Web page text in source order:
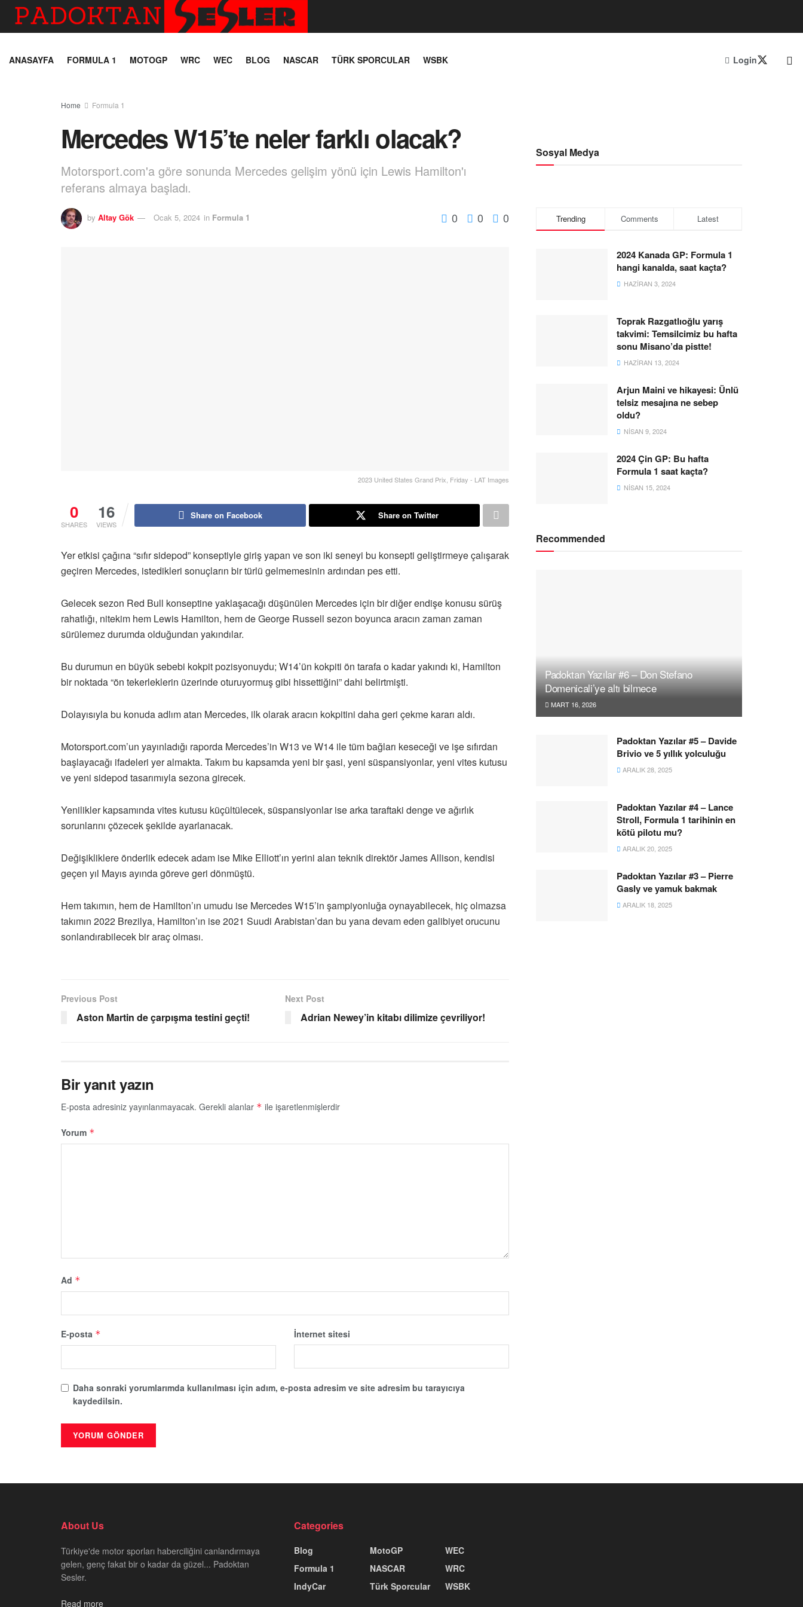
ANASAYFA FORMULA 1 MOTOGP WRC WEC BLOG NASCAR TÜRK SPORCULAR WSBK Login
Home Formula 1
Mercedes W15’te neler farklı olacak?
Motorsport.com'a göre sonunda Mercedes gelişim yönü için Lewis Hamilton'ı
referans almaya başladı.
by Altay Gök Ocak 5, 2024 in Formula 1 0 0 0
2023 United States Grand Prix, Friday - LAT Images
0
SHARES
16
VIEWS
Share on Facebook Share on Twitter
Yer etkisi çağına “sıfır sidepod” konseptiyle giriş yapan ve son iki seneyi bu konsepti geliştirmeye çalışarak
geçiren Mercedes, istedikleri sonuçların bir türlü gelmemesinin ardından pes etti.
Gelecek sezon Red Bull konseptine yaklaşacağı düşünülen Mercedes için bir diğer endişe konusu sürüş
rahatlığı, nitekim hem Lewis Hamilton, hem de George Russell sezon boyunca aracın zaman zaman
sürülemez durumda olduğundan yakındılar.
Bu durumun en büyük sebebi kokpit pozisyonuydu; W14’ün kokpiti ön tarafa o kadar yakındı ki, Hamilton
bir noktada “ön tekerleklerin üzerinde oturuyormuş gibi hissettiğini” dahi belirtmişti.
Dolayısıyla bu konuda adlım atan Mercedes, ilk olarak aracın kokpitini daha geri çekme kararı aldı.
Motorsport.com’un yayınladığı raporda Mercedes’in W13 ve W14 ile tüm bağları keseceği ve işe sıfırdan
başlayacağı ifadeleri yer almakta. Takım bu kapsamda yeni bir şasi, yeni süspansiyonlar, yeni vites kutusu
ve yeni sidepod tasarımıyla sezona girecek.
Yenilikler kapsamında vites kutusu küçültülecek, süspansiyonlar ise arka taraftaki denge ve ağırlık
sorunlarını çözecek şekilde ayarlanacak.
Değişikliklere önderlik edecek adam ise Mike Elliott’ın yerini alan teknik direktör James Allison, kendisi
geçen yıl Mayıs ayında göreve geri dönmüştü.
Hem takımın, hem de Hamilton’ın umudu ise Mercedes W15’in şampiyonluğa oynayabilecek, hiç olmazsa
takımın 2022 Brezilya, Hamilton’ın ise 2021 Suudi Arabistan’dan bu yana devam eden galibiyet orucunu
sonlandırabilecek bir araç olması.
Previous Post
Aston Martin de çarpışma testini geçti!
Next Post
Adrian Newey’in kitabı dilimize çevriliyor!
Bir yanıt yazın
E-posta adresiniz yayınlanmayacak. Gerekli alanlar * ile işaretlenmişlerdir
Yorum *
Ad *
E-posta * İnternet sitesi
Daha sonraki yorumlarımda kullanılması için adım, e-posta adresim ve site adresim bu tarayıcıya
kaydedilsin.
Sosyal Medya
Trending Comments Latest
2024 Kanada GP: Formula 1
hangi kanalda, saat kaçta?
HAZIRAN 3, 2024
Toprak Razgatlıoğlu yarış
takvimi: Temsilcimiz bu hafta
sonu Misano’da pistte!
HAZIRAN 13, 2024
Arjun Maini ve hikayesi: Ünlü
telsiz mesajına ne sebep
oldu?
NISAN 9, 2024
2024 Çin GP: Bu hafta
Formula 1 saat kaçta?
NISAN 15, 2024
Recommended
Padoktan Yazılar #6 – Don Stefano
Domenicali’ye altı bilmece
MART 16, 2026
Padoktan Yazılar #5 – Davide
Brivio ve 5 yıllık yolculuğu
ARALIK 28, 2025
Padoktan Yazılar #4 – Lance
Stroll, Formula 1 tarihinin en
kötü pilotu mu?
ARALIK 20, 2025
Padoktan Yazılar #3 – Pierre
Gasly ve yamuk bakmak
ARALIK 18, 2025
About Us
Türkiye'de motor sporları haberciliğini canlandırmaya
gelen, genç fakat bir o kadar da güzel... Padoktan
Sesler.
Read more
Categories
Blog
Formula 1
IndyCar
MotoGP
NASCAR
Türk Sporcular
WEC
WRC
WSBK